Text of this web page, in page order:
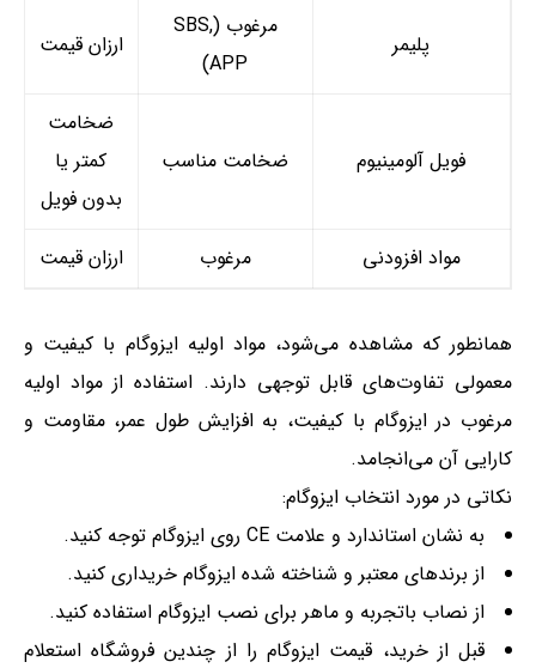
پلیمر
مرغوب (SBS,
APP)
ارزان قیمت
فویل آلومینیوم ضخامت مناسب
ضخامت
کمتر یا
بدون فویل
مواد افزودنی
مرغوب ارزان قیمت
همانطور که مشاهده می‌شود، مواد اولیه ایزوگام با کیفیت و
معمولی تفاوت‌های قابل توجهی دارند. استفاده از مواد اولیه
مرغوب در ایزوگام با کیفیت، به افزایش طول عمر، مقاومت و
کارایی آن می‌انجامد.
نکاتی در مورد انتخاب ایزوگام:
به نشان استاندارد و علامت CE روی ایزوگام توجه کنید.
از برندهای معتبر و شناخته شده ایزوگام خریداری کنید.
از نصاب باتجربه و ماهر برای نصب ایزوگام استفاده کنید.
قبل از خرید، قیمت ایزوگام را از چندین فروشگاه استعلام